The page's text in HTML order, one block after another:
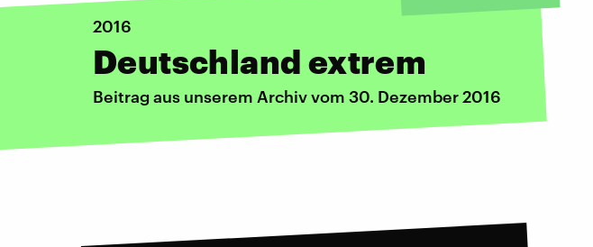
2016
Deutschland extrem
Beitrag aus unserem Archiv vom 30. Dezember 2016